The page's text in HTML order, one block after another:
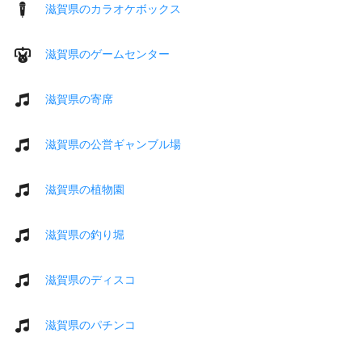
滋賀県のカラオケボックス
滋賀県のゲームセンター
滋賀県の寄席
滋賀県の公営ギャンブル場
滋賀県の植物園
滋賀県の釣り堀
滋賀県のディスコ
滋賀県のパチンコ